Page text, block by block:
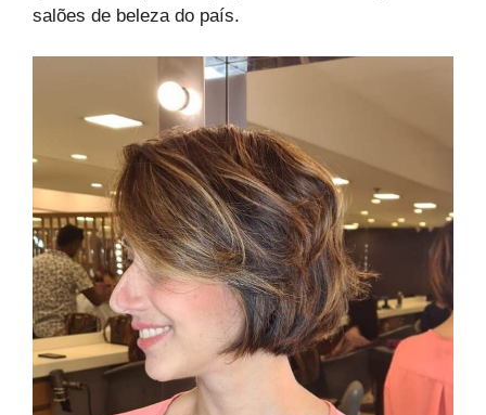
salões de beleza do país.